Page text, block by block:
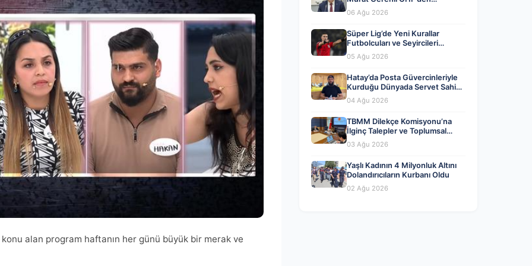
alan program haftanın her günü büyük bir merak ve
Ayrıldığını Açıkladı
06 Ağu 2026
Süper Lig’de Yeni Kurallar
Futbolcuları ve Seyircileri
Heyecanlandırdı
05 Ağu 2026
Hatay’da Posta Güvercinleriyle
Kurduğu Dünyada Servet Sahibi
Oldu
04 Ağu 2026
TBMM Dilekçe Komisyonu’na
İlginç Talepler ve Toplumsal
Gündem
03 Ağu 2026
Yaşlı Kadının 4 Milyonluk Altını
Dolandırıcıların Kurbanı Oldu
02 Ağu 2026